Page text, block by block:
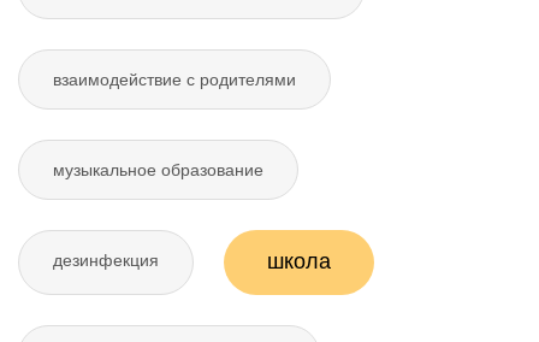
взаимодействие с родителями
музыкальное образование
дезинфекция школа